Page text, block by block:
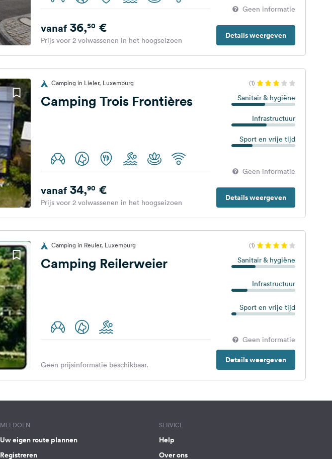
Geen informatie
Details weergeven
vanaf36,50€
Prijs voor 2 volwassenen in het hoogseizoen
Camping in Lieler, Luxemburg (1)
Camping Trois Frontières Sanitair & hygiëne
Infrastructuur
Sport en vrije tijd
Geen informatie
Details weergeven
vanaf34,90€
Prijs voor 2 volwassenen in het hoogseizoen
Camping in Reuler, Luxemburg (1)
Camping Reilerweier Sanitair & hygiëne
Infrastructuur
Sport en vrije tijd
Geen informatie
Details weergeven
Geen prijsinformatie beschikbaar.
MEEDOEN
Uw eigen route plannen
Registreren
SERVICE
Help
Over ons